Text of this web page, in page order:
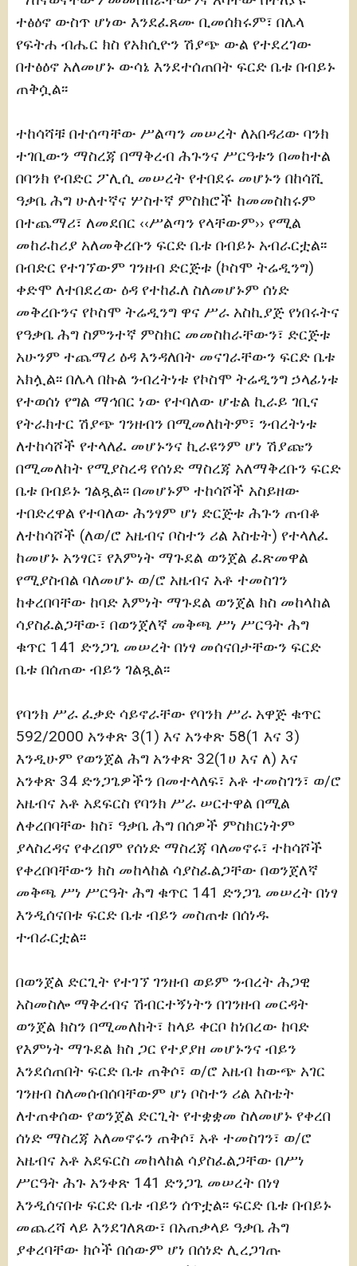
ተፅዕኖ ውስጥ ሆነው እንደፈጸሙ ቢመሰክሩም፣ በሌላ
የፍትሐ ብሔር ክስ የአክሲዮን ሽያጭ ውል የተደረገው
በተፅዕኖ አለመሆኑ ውሳኔ እንደተሰጠበት ፍርድ ቤቱ በብይኑ
ጠቅሷል፡፡
ተከሳሻቹ በተሰጣቸው ሥልጣን መሠረት ለአበዳሪው ባንክ
ተገቢውን ማስረጃ በማቅረብ ሕጉንና ሥርዓቱን በመከተል
በባንክ የብድር ፖሊሲ መሠረት የተበደሩ መሆኑን በከሳሺ
ዓቃቤ ሕግ ሁለተኛና ሦስተኛ ምስክሮች ከመመስከሩም
በተጨማሪ፣ ለመደበር ‹‹ሥልጣን የላቸውም›› የሚል
መከራከሪያ አለመቅረቡን ፍርድ ቤቱ በብይኑ አብራርቷል፡፡
በብድር የተገኘውም ገንዘብ ድርጅቱ (ኮስሞ ትሬዲንግ)
ቀድሞ ለተበደረው ዕዳ የተከፈለ ስለመሆኑም ሰነድ
መቅረቡንና የኮስሞ ትሬዲንግ ዋና ሥራ አስኪያጅ የነበሩትና
የዓቃቤ ሕግ ስምንተኛ ምስክር መመስከራቸውን፣ ድርጅቱ
አሁንም ተጨማሪ ዕዳ እንዳለበት መናገራቸውን ፍርድ ቤቱ
አክሏል፡፡ በሌላ በኩል ንብረትነቱ የኮስሞ ትሬዲንግ ኃላፊነቱ
የተወሰነ የግል ማኅበር ነው የተባለው ሆቴል ኪራይ ገቢና
የትራክተር ሽያጭ ገንዘብን በሚመለከትም፣ ንብረትነቱ
ለተከሳሾች የተላለፈ መሆኑንና ኪራዩንም ሆነ ሽያጩን
በሚመለከት የሚያስረዳ የሰነድ ማስረጃ አለማቅረቡን ፍርድ
ቤቱ በብይኑ ገልጿል፡፡ በመሆኑም ተከሳሾች አስይዘው
ተበድረዋል የተባለው ሕንፃም ሆነ ድርጅቱ ሕጉን ጠብቆ
ለተከሳሾች (ለወ/ሮ አዜብና ቦስተን ሪል እስቴት) የተላለፈ
ከመሆኑ አንፃር፣ የእምነት ማጉደል ወንጀል ፈጽመዋል
የሚያስብል ባለመሆኑ ወ/ሮ አዜብና አቶ ተመስገን
ከቀረበባቸው ከባድ እምነት ማጉደል ወንጀል ክስ መከላከል
ሳያስፈልጋቸው፣ በወንጀለኛ መቅጫ ሥነ ሥርዓት ሕግ
ቁጥር 141 ድንጋጌ መሠረት በነፃ መሰናበታቸውን ፍርድ
ቤቱ በሰጠው ብይን ገልጿል፡፡
የባንክ ሥራ ፈቃድ ሳይኖራቸው የባንክ ሥራ አዋጅ ቁጥር
592/2000 አንቀጽ 3(1) እና አንቀጽ 58(1 እና 3)
እንዲሁም የወንጀል ሕግ አንቀጽ 32(1ሀ እና ለ) እና
አንቀጽ 34 ድንጋጌዎችን በመተላለፍ፣ አቶ ተመስገን፣ ወ/ሮ
አዜብና አቶ አደፍርስ የባንክ ሥራ ሠርተዋል በሚል
ለቀረበባቸው ክስ፣ ዓቃቤ ሕግ በሰዎች ምስክርነትም
ያላስረዳና የቀረበም የሰነድ ማስረጃ ባለመኖሩ፣ ተከሳሾች
የቀረበባቸውን ክስ መከላከል ሳያስፈልጋቸው በወንጀለኛ
መቅጫ ሥነ ሥርዓት ሕግ ቁጥር 141 ድንጋጌ መሠረት በነፃ
እንዲሰናበቱ ፍርድ ቤቱ ብይን መስጠቱ በሰነዱ
ተብራርቷል፡፡
በወንጀል ድርጊት የተገኘ ገንዘብ ወይም ንብረት ሕጋዊ
አስመስሎ ማቅረብና ሽብርተኝነትን በገንዘብ መርዳት
ወንጀል ክስን በሚመለከት፣ ከላይ ቀርቦ ከነበረው ከባድ
የእምነት ማጉደል ክስ ጋር የተያያዘ መሆኑንና ብይን
እንደሰጠበት ፍርድ ቤቱ ጠቅሶ፣ ወ/ሮ አዜብ ከውጭ አገር
ገንዘብ ስለመሰብሰባቸውም ሆነ ቦስተን ሪል እስቴት
ለተጠቀሰው የወንጀል ድርጊት የተቋቋመ ስለመሆኑ የቀረበ
ሰነድ ማስረጃ አለመኖሩን ጠቅሶ፣ አቶ ተመስገን፣ ወ/ሮ
አዜብና አቶ አደፍርስ መከላከል ሳያስፈልጋቸው በሥነ
ሥርዓት ሕጉ አንቀጽ 141 ድንጋጌ መሠረት በነፃ
እንዲሰናበቱ ፍርድ ቤቱ ብይን ሰጥቷል፡፡ ፍርድ ቤቱ በብይኑ
መጨረሻ ላይ እንደገለጸው፣ በአጠቃላይ ዓቃቤ ሕግ
ያቀረባቸው ክሶች በሰውም ሆነ በሰነድ ሊረጋገጡ